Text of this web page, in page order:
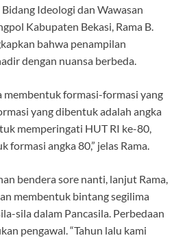
Ideologi dan Wawasan
Kabupaten Bekasi, Rama B.
bahwa penampilan
dengan nuansa berbeda.
membentuk formasi-formasi yang
yang dibentuk adalah angka
memperingati HUT RI ke-80,
formasi angka 80,” jelas Rama.
bendera sore nanti, lanjut Rama,
membentuk bintang segilima
sila dalam Pancasila. Perbedaan
pengawal. “Tahun lalu kami